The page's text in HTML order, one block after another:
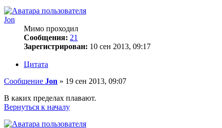
Jon
Мимо проходил
Сообщения: 21
Зарегистрирован: 10 сен 2013, 09:17
Цитата
Сообщение Jon » 19 сен 2013, 09:07
В каких пределах плавают.
Вернуться к началу